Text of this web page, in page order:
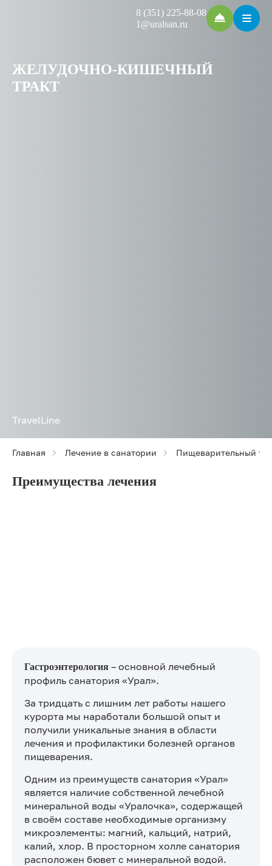
8 (351) 225-88-08
1@uralsan.ru
ЖЕЛУДОЧНО-КИШЕЧНЫЙ
ТРАКТ
TravelLine
Главная Лечение в санатории Пищеварительный
Преимущества лечения
Гастроэнтерология – основной лечебный
профиль санатория «Урал».
За тридцать с лишним лет работы нашего
курорта мы наработали большой опыт и
получили уникальные знания в области
лечения и профилактики болезней органов
пищеварения.
Одним из преимуществ санатория «Урал»
является наличие собственной лечебной
минеральной воды «Уралочка», содержащей
в своём составе необходимые организму
микроэлементы: магний, кальций, натрий,
калий, хлор. В просторном холле санатория
расположен бювет с минеральной водой.